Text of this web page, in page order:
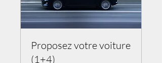
Proposez votre voiture
(1+4)